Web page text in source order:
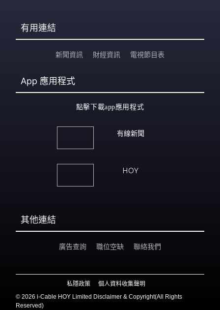
有用連結
新聞資訊 財經資訊 電視節目表
App 應用程式
點擊下載app應用程式
有線新聞
HOY
其他連結
廣告查詢 職位空缺 聯絡我們
私隱政策
個人資料收集聲明
© 2026 i-Cable HOY Limited Disclaimer & Copyright(All Rights
Reserved)